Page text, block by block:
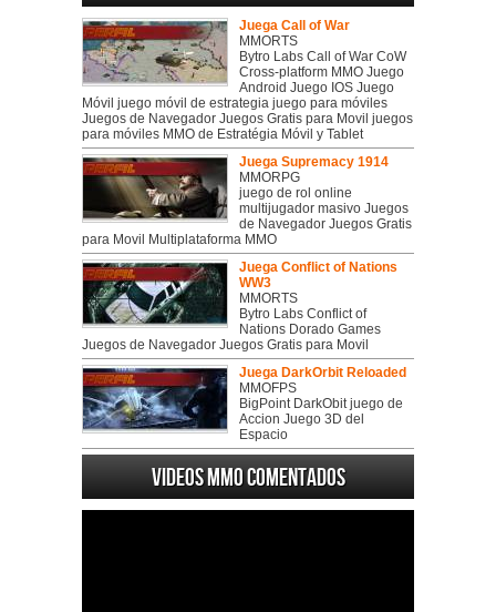
Juega Call of War
MMORTS
Bytro Labs Call of War CoW
Cross-platform MMO Juego
Android Juego IOS Juego
Móvil juego móvil de estrategia juego para móviles
Juegos de Navegador Juegos Gratis para Movil juegos
para móviles MMO de Estratégia Móvil y Tablet
Juega Supremacy 1914
MMORPG
juego de rol online
multijugador masivo Juegos
de Navegador Juegos Gratis
para Movil Multiplataforma MMO
Juega Conflict of Nations
WW3
MMORTS
Bytro Labs Conflict of
Nations Dorado Games
Juegos de Navegador Juegos Gratis para Movil
Juega DarkOrbit Reloaded
MMOFPS
BigPoint DarkObit juego de
Accion Juego 3D del
Espacio
Videos MMO Comentados